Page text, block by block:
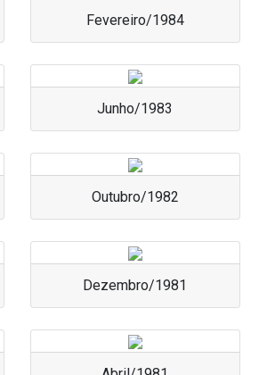
Fevereiro/1984
Junho/1983
Outubro/1982
Dezembro/1981